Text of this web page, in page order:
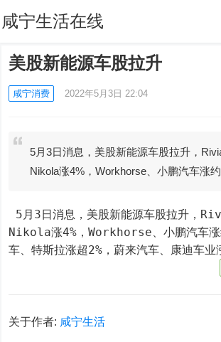
咸宁生活在线
美股新能源车股拉升
咸宁消费 2022年5月3日 22:04
5月3日消息，美股新能源车股拉升，
Nikola涨4%，Workhorse、小鹏汽车涨
Nikola涨4%，Workhorse、小鹏汽车涨
车、特斯拉涨超2%，蔚来汽车、康迪车业
关于作者: 咸宁生活